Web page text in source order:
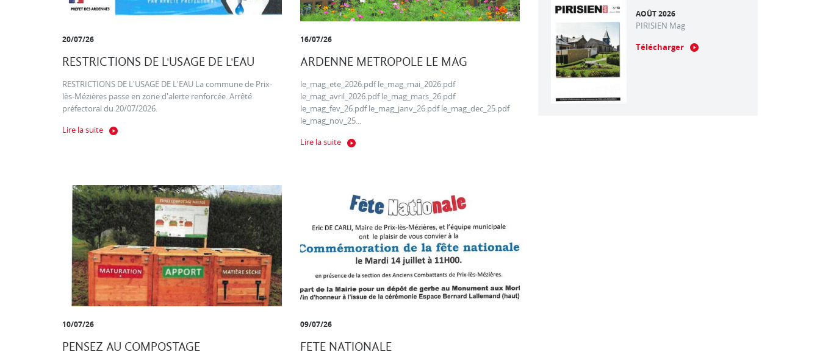
20/07/26
RESTRICTIONS DE L'USAGE DE L'EAU
RESTRICTIONS DE L'USAGE DE L'EAU La commune de Prix-
lès-Mézières passe en zone d'alerte renforcée. Arrêté
préfectoral du 20/07/2026.
Lire la suite
16/07/26
ARDENNE METROPOLE LE MAG
le_mag_ete_2026.pdf le_mag_mai_2026.pdf
le_mag_avril_2026.pdf le_mag_mars_26.pdf
le_mag_fev_26.pdf le_mag_janv_26.pdf le_mag_dec_25.pdf
le_mag_nov_25...
Lire la suite
10/07/26
PENSEZ AU COMPOSTAGE
09/07/26
FETE NATIONALE
AOÛT 2026
PIRISIEN Mag
Télécharger